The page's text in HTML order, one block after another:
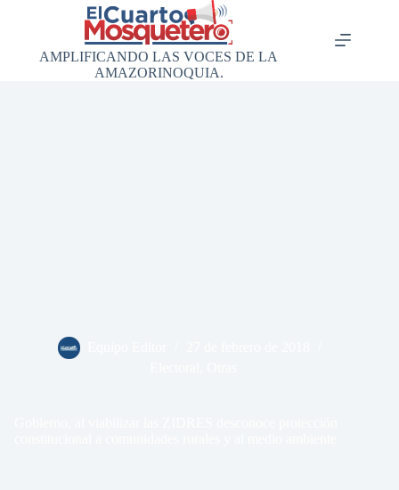
AMPLIFICANDO LAS VOCES DE LA
AMAZORINOQUIA.